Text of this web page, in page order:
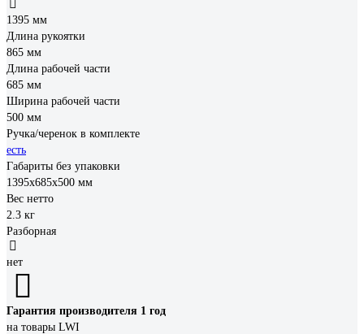
1395 мм
Длина рукоятки
865 мм
Длина рабочей части
685 мм
Ширина рабочей части
500 мм
Ручка/черенок в комплекте
есть
Габариты без упаковки
1395х685х500 мм
Вес нетто
2.3 кг
Разборная
нет
Гарантия производителя 1 год
на товары LWI